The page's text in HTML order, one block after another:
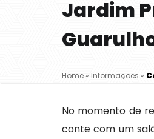
Jardim
Home» Informações »
No momento de
conte com um